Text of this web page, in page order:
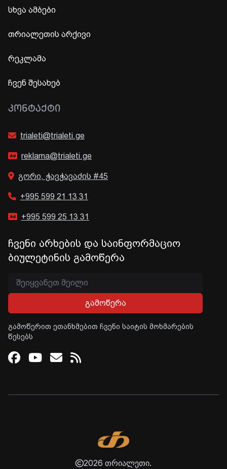
სხვა ამბები
თრიალეთის არქივი
რეკლამა
ჩვენ შესახებ
ᲙᲝᲜᲢᲐᲥᲢᲘ
trialeti@trialeti.ge
reklama@trialeti.ge
გორი, ჭავჭავაძის #45
+995 599 21 13 31
+995 599 25 13 31
ჩვენი არხების და საინფორმაციო
ბიულეტინის გამოწერა
გამოწერა
გამოწერით ეთანხმებით ჩვენი საიტის მოხმარების
წესებს
Facebook
Youtube
Email
RSS
2026 თრიალეთი.